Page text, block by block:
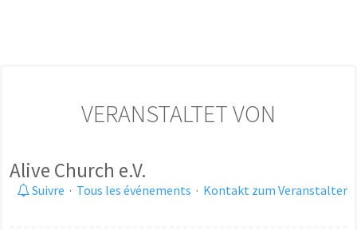
VERANSTALTET VON
Alive Church e.V.
Suivre · Tous les événements · Kontakt zum Veranstalter